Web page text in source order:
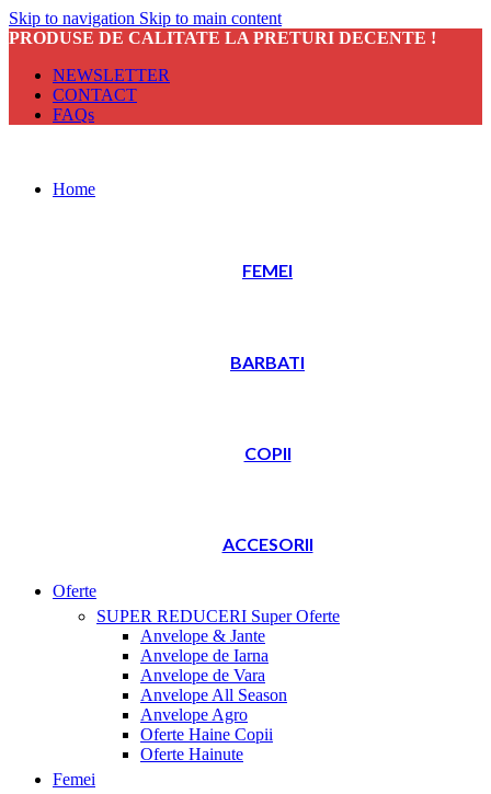
Skip to navigation Skip to main content
PRODUSE DE CALITATE LA PRETURI DECENTE !
NEWSLETTER
CONTACT
FAQs
Home
FEMEI
BARBATI
COPII
ACCESORII
Oferte
SUPER REDUCERI Super Oferte
Anvelope & Jante
Anvelope de Iarna
Anvelope de Vara
Anvelope All Season
Anvelope Agro
Oferte Haine Copii
Oferte Hainute
Femei